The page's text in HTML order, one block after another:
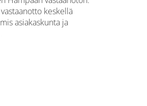
keskellä
asiakaskunta ja